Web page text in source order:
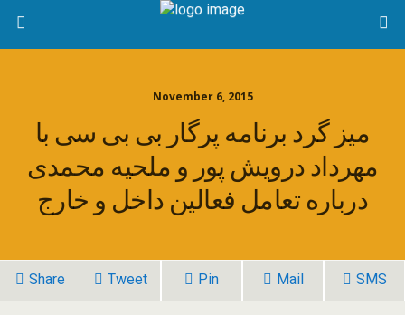
November 6, 2015
میز گرد برنامه پرگار بی بی سی با
مهرداد درویش پور و ملحیه محمدی
درباره تعامل فعالین داخل و خارج
Share Tweet Pin Mail SMS